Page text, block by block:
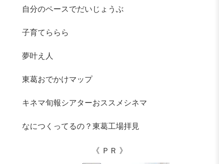
自分のペースでだいじょうぶ
子育てららら
夢叶え人
東葛おでかけマップ
キネマ旬報シアターおススメシネマ
なにつくってるの？東葛工場拝見
《 ＰＲ 》